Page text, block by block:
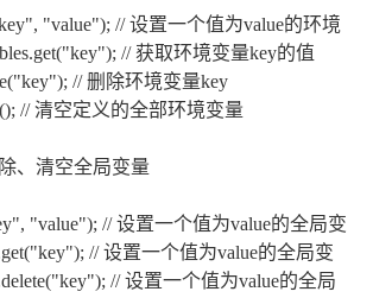
"value"); // 设置一个值为value的环境
// 获取环境变量key的值
// 删除环境变量key
// 清空定义的全部环境变量
、清空全局变量
"value"); // 设置一个值为value的全局变
// 设置一个值为value的全局变
// 设置一个值为value的全局